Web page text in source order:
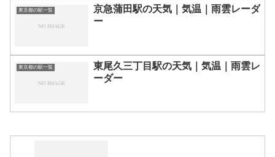
東京都の駅一覧
京急蒲田駅の天気｜気温｜雨雲レーダ
ー
東京都の駅一覧
東尾久三丁目駅の天気｜気温｜雨雲レ
ーダー